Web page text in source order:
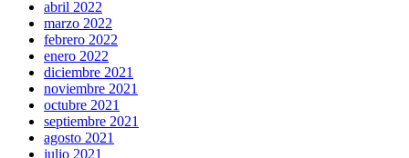
abril 2022
marzo 2022
febrero 2022
enero 2022
diciembre 2021
noviembre 2021
octubre 2021
septiembre 2021
agosto 2021
julio 2021